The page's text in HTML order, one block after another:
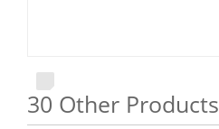
30 Other Products